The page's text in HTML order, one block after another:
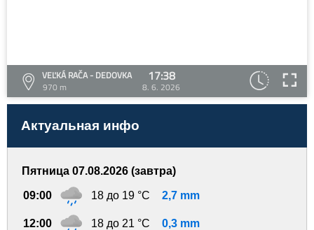
VEĽKÁ RAČA - DEDOVKA
970 m
17:38
8. 6. 2026
Актуальная инфо
Пятница 07.08.2026 (завтра)
09:00 18 до 19 °C 2,7 mm
12:00 18 до 21 °C 0,3 mm